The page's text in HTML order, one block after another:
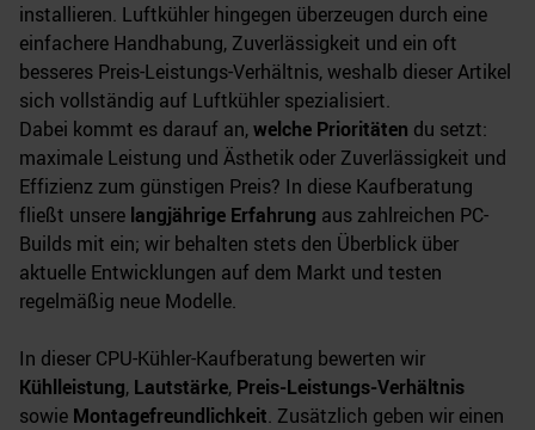
installieren. Luftkühler hingegen überzeugen durch eine
einfachere Handhabung, Zuverlässigkeit und ein oft
besseres Preis-Leistungs-Verhältnis, weshalb dieser Artikel
sich vollständig auf Luftkühler spezialisiert.
Dabei kommt es darauf an,welche Prioritäten du setzt:
maximale Leistung und Ästhetik oder Zuverlässigkeit und
Effizienz zum günstigen Preis? In diese Kaufberatung
fließt unsere langjährige Erfahrung aus zahlreichen PC-
Builds mit ein; wir behalten stets den Überblick über
aktuelle Entwicklungen auf dem Markt und testen
regelmäßig neue Modelle.
In dieser CPU-Kühler-Kaufberatung bewerten wir
Kühlleistung, Lautstärke, Preis-Leistungs-Verhältnis
sowie Montagefreundlichkeit. Zusätzlich geben wir einen